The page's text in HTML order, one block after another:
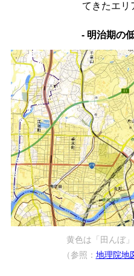
てきたエリ
- 明治期の
黄色は「田んぼ
（参照： 地理院地